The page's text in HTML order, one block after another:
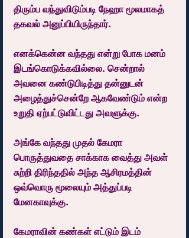
திரும்ப வந்துவிடும்படி நேஹா மூலமாகத்
தகவல் அனுப்பியிருந்தார்.
எனக்கென்ன வந்தது என்று போக மனம்
இடங்கொடுக்கவில்லை. சென்றால்
அவனை கண்டுபிடித்து தன்னுடன்
அழைத்துச்சென்றே ஆகவேண்டும் என்ற
உறுதி ஏற்பட்டுவிட்டது அவளுக்கு.
அங்கே வந்தது முதல் கேமரா
பொருத்துவதை சாக்காக வைத்து அவள்
சுற்றி திரிந்ததில் அந்த ஆசிரமத்தின்
ஒவ்வொரு மூலையும் அத்துப்படி
மேனகாவுக்கு.
கேமராவின் கண்கள் எட்டும் இடம்